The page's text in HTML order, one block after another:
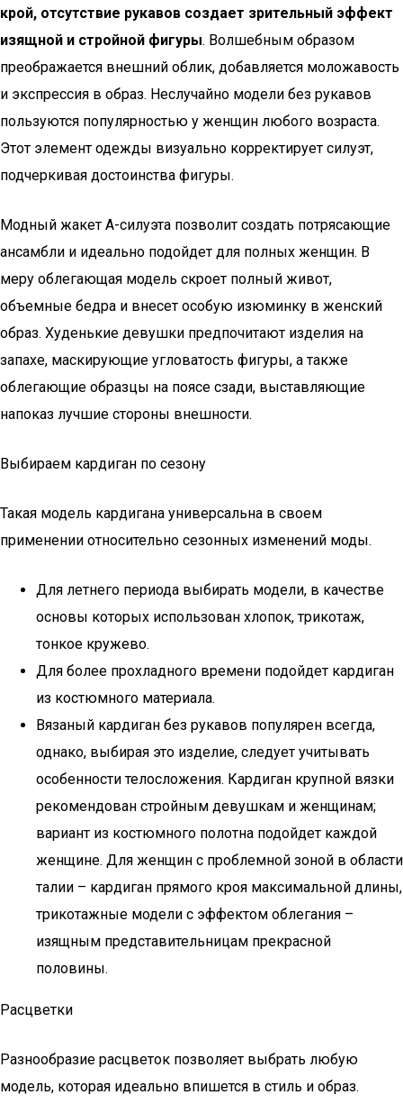
крой, отсутствие рукавов создает зрительный эффект
изящной и стройной фигуры. Волшебным образом
преображается внешний облик, добавляется моложавость
и экспрессия в образ. Неслучайно модели без рукавов
пользуются популярностью у женщин любого возраста.
Этот элемент одежды визуально корректирует силуэт,
подчеркивая достоинства фигуры.
Модный жакет А-силуэта позволит создать потрясающие
ансамбли и идеально подойдет для полных женщин. В
меру облегающая модель скроет полный живот,
объемные бедра и внесет особую изюминку в женский
образ. Худенькие девушки предпочитают изделия на
запахе, маскирующие угловатость фигуры, а также
облегающие образцы на поясе сзади, выставляющие
напоказ лучшие стороны внешности.
Выбираем кардиган по сезону
Такая модель кардигана универсальна в своем
применении относительно сезонных изменений моды.
Для летнего периода выбирать модели, в качестве
основы которых использован хлопок, трикотаж,
тонкое кружево.
Для более прохладного времени подойдет кардиган
из костюмного материала.
Вязаный кардиган без рукавов популярен всегда,
однако, выбирая это изделие, следует учитывать
особенности телосложения. Кардиган крупной вязки
рекомендован стройным девушкам и женщинам;
вариант из костюмного полотна подойдет каждой
женщине. Для женщин с проблемной зоной в области
талии – кардиган прямого кроя максимальной длины,
трикотажные модели с эффектом облегания –
изящным представительницам прекрасной
половины.
Расцветки
Разнообразие расцветок позволяет выбрать любую
модель, которая идеально впишется в стиль и образ.